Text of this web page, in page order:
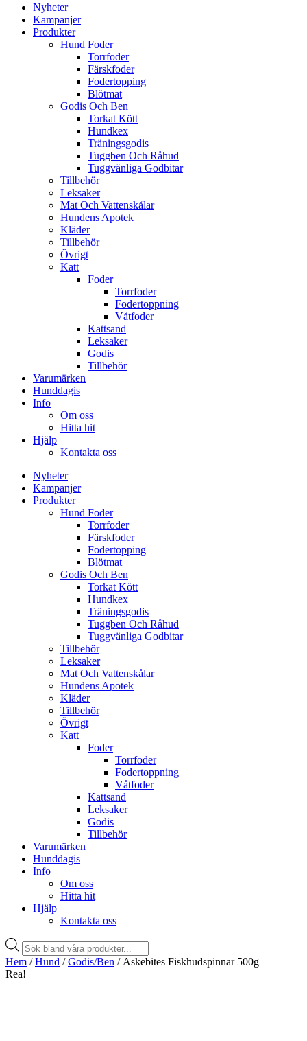
Nyheter
Kampanjer
Produkter
Hund Foder
Torrfoder
Färskfoder
Fodertopping
Blötmat
Godis Och Ben
Torkat Kött
Hundkex
Träningsgodis
Tuggben Och Råhud
Tuggvänliga Godbitar
Tillbehör
Leksaker
Mat Och Vattenskålar
Hundens Apotek
Kläder
Tillbehör
Övrigt
Katt
Foder
Torrfoder
Fodertoppning
Våtfoder
Kattsand
Leksaker
Godis
Tillbehör
Varumärken
Hunddagis
Info
Om oss
Hitta hit
Hjälp
Kontakta oss
Nyheter
Kampanjer
Produkter
Hund Foder
Torrfoder
Färskfoder
Fodertopping
Blötmat
Godis Och Ben
Torkat Kött
Hundkex
Träningsgodis
Tuggben Och Råhud
Tuggvänliga Godbitar
Tillbehör
Leksaker
Mat Och Vattenskålar
Hundens Apotek
Kläder
Tillbehör
Övrigt
Katt
Foder
Torrfoder
Fodertoppning
Våtfoder
Kattsand
Leksaker
Godis
Tillbehör
Varumärken
Hunddagis
Info
Om oss
Hitta hit
Hjälp
Kontakta oss
Products
search
Hem /Hund /Godis/Ben / Askebites Fiskhudspinnar 500g
Rea!